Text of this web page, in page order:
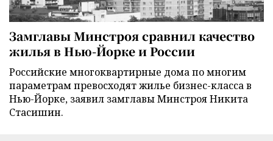
Замглавы Минстроя сравнил качество
жилья в Нью-Йорке и России
Российские многоквартирные дома по многим
параметрам превосходят жилье бизнес-класса в
Нью-Йорке, заявил замглавы Минстроя Никита
Стасишин.